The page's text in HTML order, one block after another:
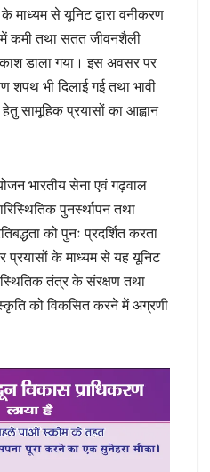
माध्यम से यूनिट द्वारा वनीकरण
कमी तथा सतत जीवनशैली
डाला गया। इस अवसर पर
शपथ भी दिलाई गई तथा भावी
सामूहिक प्रयासों का आह्वान
भारतीय सेना एवं गढ़वाल
पुनर्स्थापन तथा
को पुनः प्रदर्शित करता
प्रयासों के माध्यम से यह यूनिट
तंत्र के संरक्षण तथा
को विकसित करने में अग्रणी